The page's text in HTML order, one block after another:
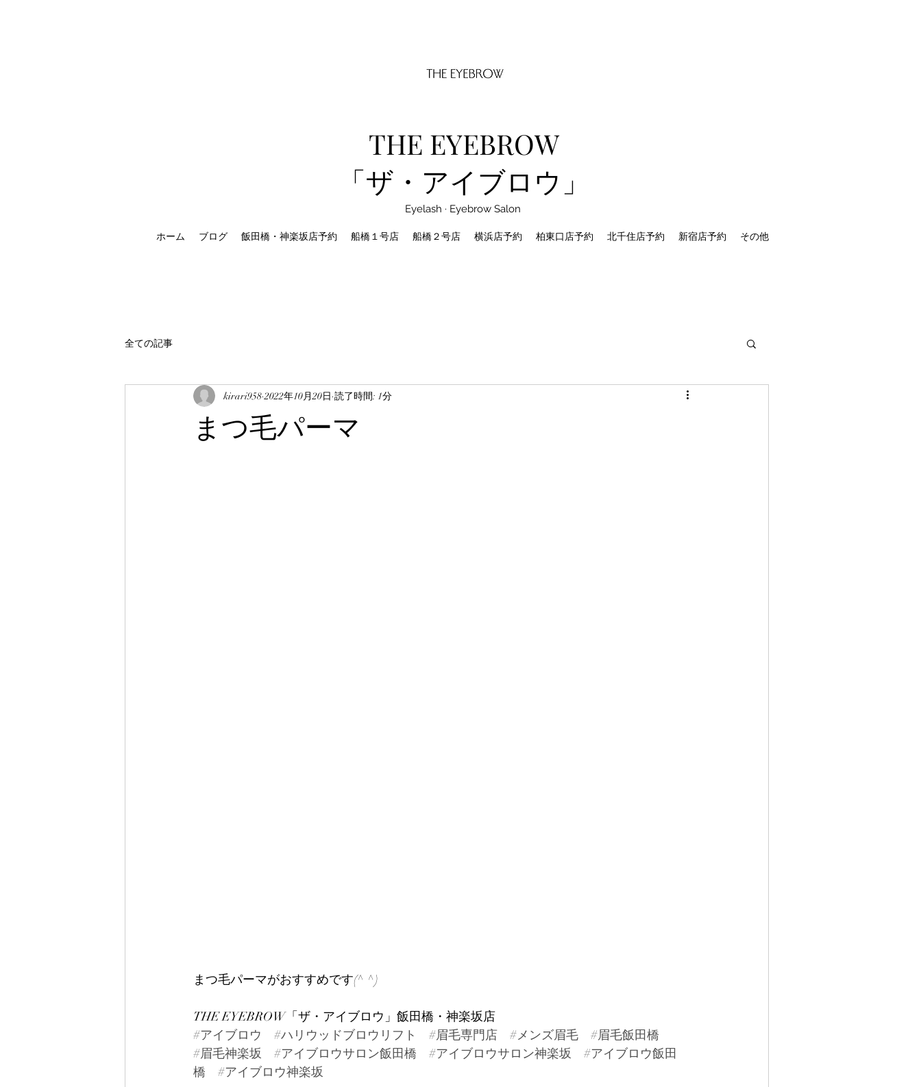
THE EYEBROW
「ザ・アイブロウ」
Eyelash · Eyebrow Salon
ホーム ブログ 飯田橋・神楽坂店予約 船橋１号店 船橋２号店 横浜店予約 柏東口店予約 北千住店予約 新宿店予約 その他
全ての記事
まつ毛パーマ
kirari958 2022年10月20日 読了時間: 1分
まつ毛パーマがおすすめです(^ ^)
THE EYEBROW「ザ・アイブロウ」飯田橋・神楽坂店
#アイブロウ
#ハリウッドブロウリフト #眉毛専門店 #メンズ眉毛
#眉毛飯田橋
#眉毛神楽坂
#アイブロウサロン飯田橋 #アイブロウサロン神楽坂
#アイブロウ飯田
橋
#アイブロウ神楽坂